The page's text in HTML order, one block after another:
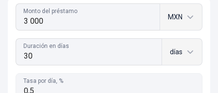
Monto del préstamo
MXN
Duración en días
días
Tasa por día, %